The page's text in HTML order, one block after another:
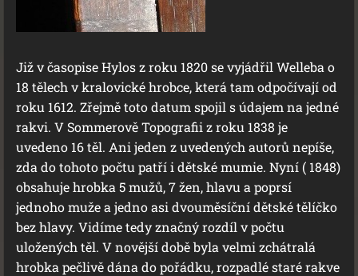
Již v časopise Hylos z roku 1820 se vyjádřil Welleba o
18 tělech v kralovické hrobce, která tam odpočívají od
roku 1612. Zřejmě toto datum spojil s údajem na jedné
rakvi. V Sommerově Topografii z roku 1838 je
uvedeno 16 těl. Ani jeden z uvedených autorů nepíše,
zda do tohoto počtu patří i dětské mumie. Nyní ( 1848)
obsahuje hrobka 5 mužů, 7 žen, hlavu a poprsí
jednoho muže a jedno asi dvouměsíční dětské tělíčko
bez hlavy. Vidíme tedy značný rozdíl v počtu
uložených těl. V novější době byla velmi zchátralá
hrobka pečlivě dána do pořádku, rozpadlé staré rakve